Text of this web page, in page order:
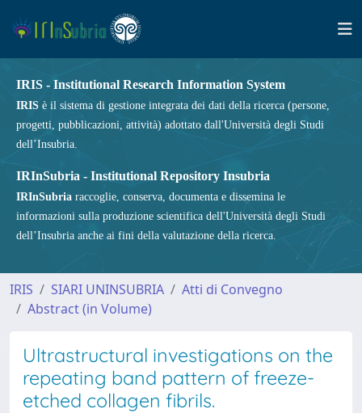
IRIS - Institutional Research Information System
IRIS è il sistema di gestione integrata dei dati della ricerca (persone,
progetti, pubblicazioni, attività) adottato dall'Università degli Studi
dell’Insubria.
IRInSubria - Institutional Repository Insubria
IRInSubria raccoglie, conserva, documenta e dissemina le
informazioni sulla produzione scientifica dell'Università degli Studi
dell’Insubria anche ai fini della valutazione della ricerca.
IRIS SIARI UNINSUBRIA
Atti di Convegno
Abstract (in Volume)
Ultrastructural investigations on the
repeating band pattern of freeze-
etched collagen fibrils.